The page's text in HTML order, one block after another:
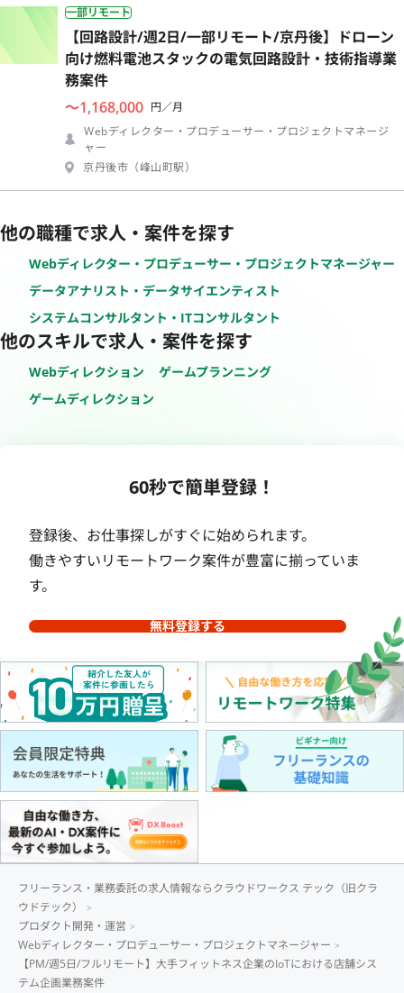
一部リモート
【回路設計/週2日/一部リモート/京丹後】ドローン
向け燃料電池スタックの電気回路設計・技術指導業
務案件
〜1,168,000 円／月
Webディレクター・プロデューサー・プロジェクトマネージ
ャー
京丹後市（峰山町駅）
他の職種で求人・案件を探す
Webディレクター・プロデューサー・プロジェクトマネージャー
データアナリスト・データサイエンティスト
システムコンサルタント・ITコンサルタント
他のスキルで求人・案件を探す
Webディレクション
ゲームプランニング
ゲームディレクション
60秒で簡単登録！
登録後、お仕事探しがすぐに始められます。
働きやすいリモートワーク案件が豊富に揃っていま
す。
無料登録する
フリーランス・業務委託の求人情報ならクラウドワークス テック（旧クラ
ウドテック）
プロダクト開発・運営
Webディレクター・プロデューサー・プロジェクトマネージャー
【PM/週5日/フルリモート】大手フィットネス企業のIoTにおける店舗シス
テム企画業務案件